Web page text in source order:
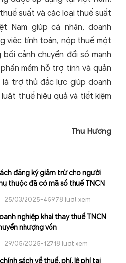
suất và các loại thuế suất
Nam giúp cá nhân, doanh
việc tính toán, nộp thuế một
bối cảnh chuyển đổi số mạnh
mềm hỗ trợ tính và quản
là trợ thủ đắc lực giúp doanh
thuế hiệu quả và tiết kiệm
Thu Hương
đăng ký giảm trừ cho người
thuộc đã có mã số thuế TNCN
25/03/2025-45978 lượt xem
nghiệp khai thay thuế TNCN
nhượng vốn
29/05/2025-12718 lượt xem
sách về thuế, phí, lệ phí tại